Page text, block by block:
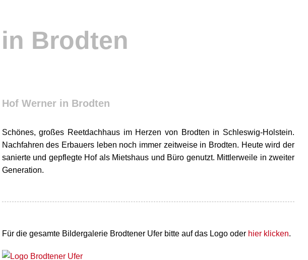
Brodten
Hof Werner in Brodten
Schönes, großes Reetdachhaus im Herzen von Brodten in Schleswig-Holstein.
Nachfahren des Erbauers leben noch immer zeitweise in Brodten. Heute wird der
sanierte und gepflegte Hof als Mietshaus und Büro genutzt. Mittlerweile in zweiter
Generation.
Für die gesamte Bildergalerie Brodtener Ufer bitte auf das Logo oder hier klicken.